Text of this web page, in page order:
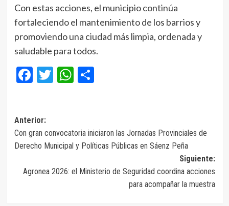
Con estas acciones, el municipio continúa
fortaleciendo el mantenimiento de los barrios y
promoviendo una ciudad más limpia, ordenada y
saludable para todos.
Facebook
Twitter
WhatsApp
Compartir
Navegación
de
entradas
Anterior:
Con gran convocatoria iniciaron las Jornadas Provinciales de
Derecho Municipal y Políticas Públicas en Sáenz Peña
Siguiente:
Agronea 2026: el Ministerio de Seguridad coordina acciones
para acompañar la muestra